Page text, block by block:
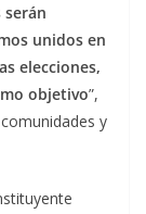
unidos en
elecciones,
objetivo”,
y